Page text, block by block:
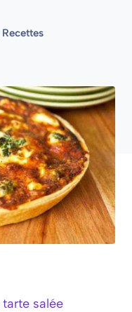
Recettes
tarte salée